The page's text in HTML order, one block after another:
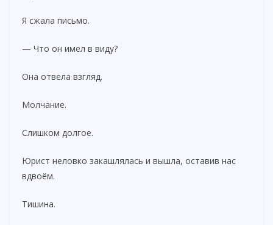
Я сжала письмо.
— Что он имел в виду?
Она отвела взгляд.
Молчание.
Слишком долгое.
Юрист неловко закашлялась и вышла, оставив нас
вдвоём.
Тишина.